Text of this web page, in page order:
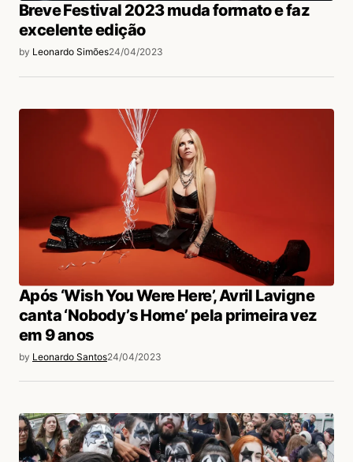
Breve Festival 2023 muda formato e faz
excelente edição
by Leonardo Simões24/04/2023
Após ‘Wish You Were Here’, Avril Lavigne
canta ‘Nobody’s Home’ pela primeira vez
em 9 anos
by Leonardo Santos24/04/2023